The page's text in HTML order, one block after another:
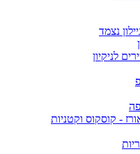
נצמד
לניקיון
- קוסקוס וקטניות